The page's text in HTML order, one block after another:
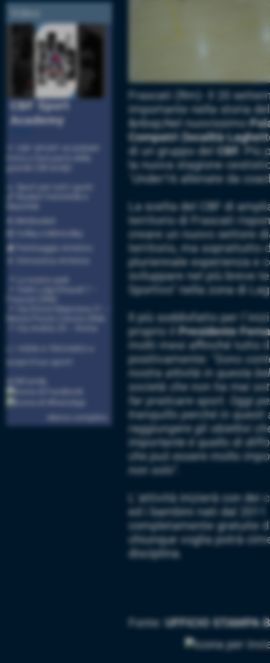
Video
CBF Sport
Academy
⛸ Pattinaggio Artistico
Frascati (Rm)- Il 20
importante nella storia
&nbsp;Nel nuovissimo
Compatri (località
di un gruppo del
CBF. Più
la nuova stagione
´Under16 allenate da
La scelta del CBF di
territorio di Frascati
creare un nuovo settore
territorio, ma soprattutto
pluriennale esperienza e
sviluppare nel più breve
Sportivo" nella zona di
Il più soddisfatto per
proprio il
Presidente
molti mesi affinché tutto
positivamente: "
Sono
nostra attività in questa
società che non ha mai
far praticare sport. Oggi
tranquillo perché in
raggiungere gli obiettivi
importante è quello di
che può essere molto
non solo
L´attività inizierà con dei
ed i bambini nati dal
completamente gratuite
chiunque voglia potrà
disciplina.
Fonte: UFFICIO STAMPA